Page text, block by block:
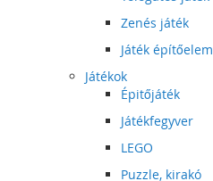
Zenés játék
Játék építőelem
Játékok
Épitőjáték
Játékfegyver
LEGO
Puzzle, kirakó